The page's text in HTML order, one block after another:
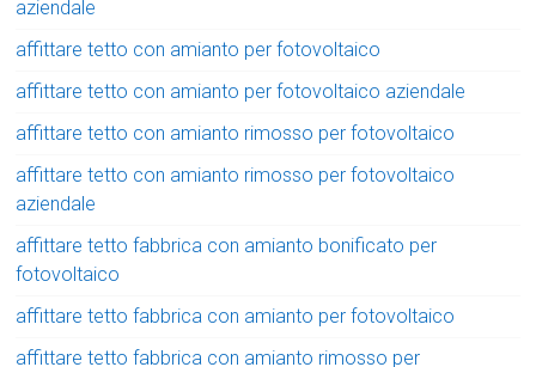
aziendale
affittare tetto con amianto per fotovoltaico
affittare tetto con amianto per fotovoltaico aziendale
affittare tetto con amianto rimosso per fotovoltaico
affittare tetto con amianto rimosso per fotovoltaico
aziendale
affittare tetto fabbrica con amianto bonificato per
fotovoltaico
affittare tetto fabbrica con amianto per fotovoltaico
affittare tetto fabbrica con amianto rimosso per